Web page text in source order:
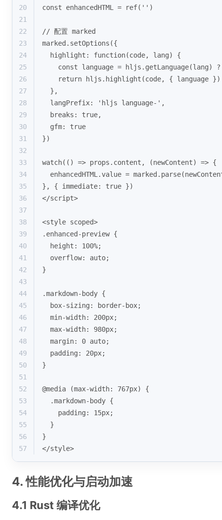
20
const enhancedHTML = ref('')
21
22
// 配置 marked
23
marked.setOptions({
24
  highlight: function(code, lang) {
25
const language = hljs.getLanguage(lang)
26
return hljs.highlight(code, { language
27
  },
28
  langPrefix: 'hljs language-',
29
  breaks: true,
30
  gfm: true
31
})
32
33
watch(() => props.content, (newContent) => {
34
enhancedHTML.value =
35
}, { immediate: true })
36
</script>
37
38
<style scoped>
39
.enhanced-preview {
40
  height: 100%;
41
  overflow: auto;
42
}
43
44
.markdown-body {
45
  box-sizing: border-box;
46
  min-width: 200px;
47
  max-width: 980px;
48
  margin: 0 auto;
49
  padding: 20px;
50
}
51
52
@media (max-width: 767px) {
53
  .markdown-body {
54
    padding: 15px;
55
  }
56
}
57
</style>
4. 性能优化与启动加速
4.1 Rust 编译优化